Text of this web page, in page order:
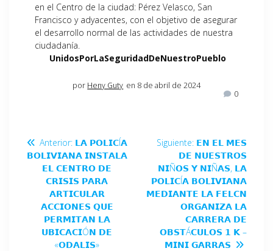
en el Centro de la ciudad: Pérez Velasco, San
Francisco y adyacentes, con el objetivo de asegurar
el desarrollo normal de las actividades de nuestra
ciudadanía.
UnidosPorLaSeguridadDeNuestroPueblo
por Heny Guty en 8 de abril de 2024
0
Anterior: 𝗟𝗔 𝗣𝗢𝗟𝗜𝗖Í𝗔
𝗕𝗢𝗟𝗜𝗩𝗜𝗔𝗡𝗔 𝗜𝗡𝗦𝗧𝗔𝗟𝗔
𝗘𝗟 𝗖𝗘𝗡𝗧𝗥𝗢 𝗗𝗘
𝗖𝗥𝗜𝗦𝗜𝗦 𝗣𝗔𝗥𝗔
𝗔𝗥𝗧𝗜𝗖𝗨𝗟𝗔𝗥
𝗔𝗖𝗖𝗜𝗢𝗡𝗘𝗦 𝗤𝗨𝗘
𝗣𝗘𝗥𝗠𝗜𝗧𝗔𝗡 𝗟𝗔
𝗨𝗕𝗜𝗖𝗔𝗖𝗜Ó𝗡 𝗗𝗘
«𝗢𝗗𝗔𝗟𝗜𝗦»
Siguiente: 𝗘𝗡 𝗘𝗟 𝗠𝗘𝗦
𝗗𝗘 𝗡𝗨𝗘𝗦𝗧𝗥𝗢𝗦
𝗡𝗜Ñ𝗢𝗦 𝗬 𝗡𝗜Ñ𝗔𝗦, 𝗟𝗔
𝗣𝗢𝗟𝗜𝗖Í𝗔 𝗕𝗢𝗟𝗜𝗩𝗜𝗔𝗡𝗔
𝗠𝗘𝗗𝗜𝗔𝗡𝗧𝗘 𝗟𝗔 𝗙𝗘𝗟𝗖𝗡
𝗢𝗥𝗚𝗔𝗡𝗜𝗭𝗔 𝗟𝗔
𝗖𝗔𝗥𝗥𝗘𝗥𝗔 𝗗𝗘
𝗢𝗕𝗦𝗧Á𝗖𝗨𝗟𝗢𝗦 𝟭 𝗞 –
𝗠𝗜𝗡𝗜 𝗚𝗔𝗥𝗥𝗔𝗦